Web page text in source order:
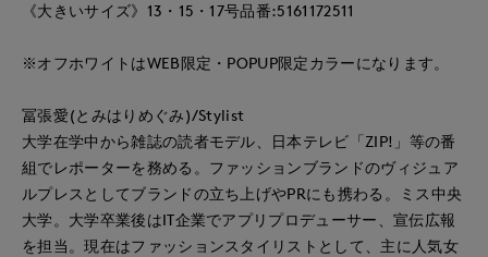
《大きいサイズ》13・15・17号品番:5161172511
※オフホワイトはWEB限定・POPUP限定カラーになります。
冨張愛(とみはりめぐみ)/Stylist
大学在学中から雑誌の読者モデル、日本テレビ「ZIP!」等の番
組でレポーターを務める。ファッションブランドのヴィジュア
ルプレスとしてブランドの立ち上げやPRにも携わる。ミス中央
大学。大学卒業後はIT企業でアプリプロデューサー、宣伝広報
を担当。現在はファッションスタイリストとして、主に人気女